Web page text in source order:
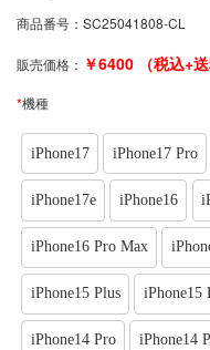
商品番号： SC25041808-CL
販売価格： ￥6400 （税込+
*機種
iPhone17 iPhone17 Pro
iPhone17e iPhone16
iPhone16 Pro Max
iPhone15 Plus iPhone15
iPhone14 Pro iPhone14